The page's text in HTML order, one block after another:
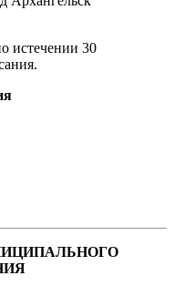
истечении 30